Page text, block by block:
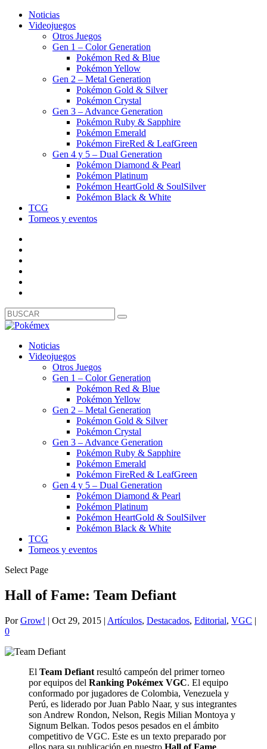
Noticias
Videojuegos
Otros Juegos
Gen 1 – Color Generation
Pokémon Red & Blue
Pokémon Yellow
Gen 2 – Metal Generation
Pokémon Gold & Silver
Pokémon Crystal
Gen 3 – Advance Generation
Pokémon Ruby & Sapphire
Pokémon Emerald
Pokémon FireRed & LeafGreen
Gen 4 y 5 – Dual Generation
Pokémon Diamond & Pearl
Pokémon Platinum
Pokémon HeartGold & SoulSilver
Pokémon Black & White
TCG
Torneos y eventos
Noticias
Videojuegos
Otros Juegos
Gen 1 – Color Generation
Pokémon Red & Blue
Pokémon Yellow
Gen 2 – Metal Generation
Pokémon Gold & Silver
Pokémon Crystal
Gen 3 – Advance Generation
Pokémon Ruby & Sapphire
Pokémon Emerald
Pokémon FireRed & LeafGreen
Gen 4 y 5 – Dual Generation
Pokémon Diamond & Pearl
Pokémon Platinum
Pokémon HeartGold & SoulSilver
Pokémon Black & White
TCG
Torneos y eventos
Select Page
Hall of Fame: Team Defiant
PorGrow! | Oct 29, 2015 | Artículos, Destacados, Editorial, VGC |
0
El Team Defiant resultó campeón del primer torneo
por equipos del Ranking Pokémex VGC. El equipo
conformado por jugadores de Colombia, Venezuela y
Perú, es liderado por Juan Pablo Naar, y sus integrantes
son Andrew Rondon, Nelson, Regis Milian Montoya y
Signum Belkan. Todos pesos pesados en el ámbito
competitivo de VGC. Este es un texto preparado por
ellos para su publicación en nuestro Hall of Fame.